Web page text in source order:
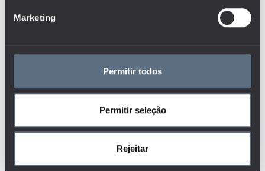
Marketing
Permitir todos
Permitir seleção
Rejeitar
Percentagem de
encontrados no ensino
terem inscrito no 1º ano
Internet, por nível de